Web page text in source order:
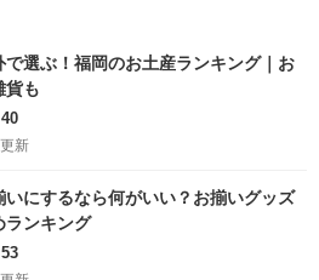
で選ぶ！福岡のお土産ランキング｜お
貨も
40
更新
いにするなら何がいい？お揃いグッズ
ランキング
53